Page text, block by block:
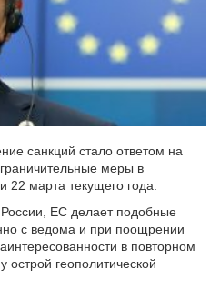
санкций стало ответом на
меры в
22 марта текущего года.
ЕС делает подобные
с ведома и при поощрении
в повторном
геополитической